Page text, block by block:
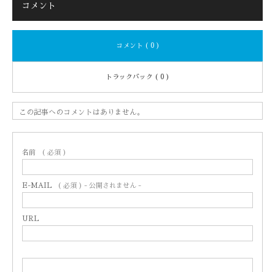
コメント
コメント ( 0 )
トラックバック ( 0 )
この記事へのコメントはありません。
名前 ( 必須 )
E-MAIL ( 必須 ) - 公開されません -
URL